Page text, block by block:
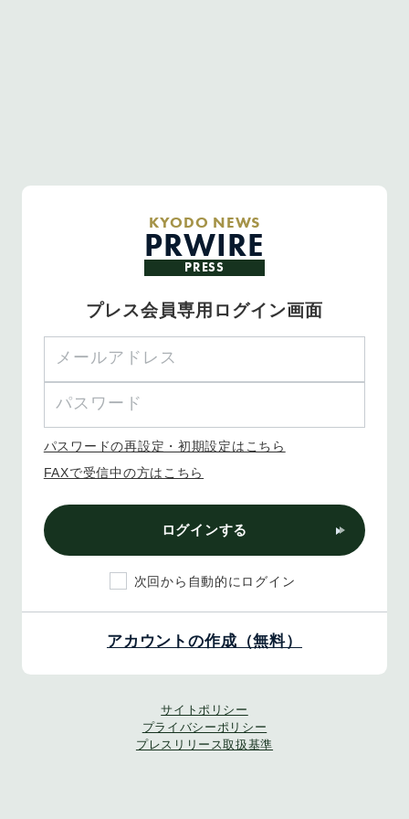
KYODO NEWS
PRWIRE
PRESS
プレス会員専用ログイン画面
パスワードの再設定・初期設定はこちら
FAXで受信中の方はこちら
ログインする
次回から自動的にログイン
アカウントの作成（無料）
サイトポリシー
プライバシーポリシー
プレスリリース取扱基準